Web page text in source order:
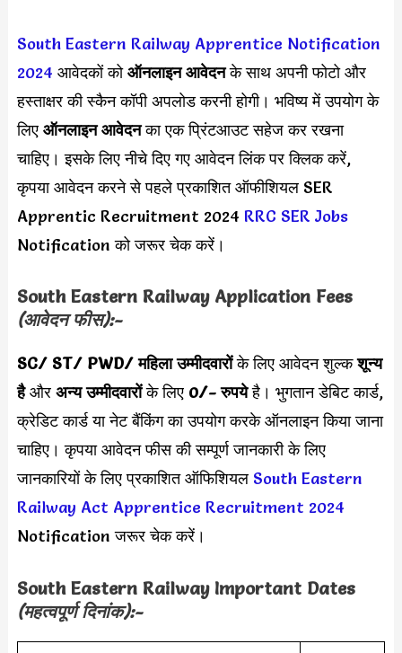
South Eastern Railway Apprentice Notification
2024 आवेदकों कोऑनलाइन आवेदनके साथ अपनी फोटो और
हस्ताक्षर की स्कैन कॉपी अपलोड करनी होगी। भविष्य में उपयोग के
लिए ऑनलाइन आवेदनका एक प्रिंटआउट सहेज कर रखना
चाहिए। इसके लिए नीचे दिए गए आवेदन लिंक पर क्लिक करें,
कृपया आवेदन करने से पहले प्रकाशित ऑफीशियल SER
Apprentic Recruitment 2024 RRC SER Jobs
Notification को जरूर चेक करें।
South Eastern Railway Application Fees
(आवेदन फीस):-
SC/ ST/ PWD/ महिला उम्मीदवारोंके लिए आवेदन शुल्कशून्य
हैऔर अन्य उम्मीदवारोंके लिए 0/- रुपयेहै। भुगतान डेबिट कार्ड,
क्रेडिट कार्ड या नेट बैंकिंग का उपयोग करके ऑनलाइन किया जाना
चाहिए। कृपया आवेदन फीस की सम्पूर्ण जानकारी के लिए
जानकारियों के लिए प्रकाशित ऑफिशियल South Eastern
Railway Act Apprentice Recruitment 2024
Notification जरूर चेक करें।
South Eastern Railway Important Dates
(महत्वपूर्ण दिनांक):-